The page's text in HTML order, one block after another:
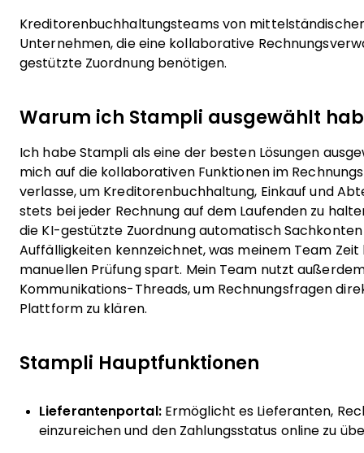
Kreditorenbuchhaltungsteams von
Unternehmen, die eine kollaborative
gestützte Zuordnung benötigen.
Warum ich Stampli ausgewählt
Ich habe Stampli als eine der besten Lösungen
mich auf die kollaborativen Funktionen im
verlasse, um Kreditorenbuchhaltung, Einkauf und
stets bei jeder Rechnung auf dem Laufenden zu
die KI-gestützte Zuordnung automatisch
Auffälligkeiten kennzeichnet, was meinem Team Zeit
manuellen Prüfung spart. Mein Team nutzt
Kommunikations-Threads, um Rechnungsfragen
Plattform zu klären.
Stampli Hauptfunktionen
Lieferantenportal:Ermöglicht es Lieferanten,
einzureichen und den Zahlungsstatus online zu